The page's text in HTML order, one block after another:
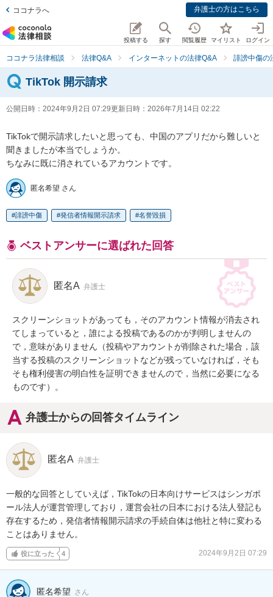
ココナラへ 弁護士の方はこちら
投稿する 探す 閲覧履歴 マイリスト ログイン
ココナラ法律相談 法律Q&A インターネットの法律Q&A 誹謗中傷の
TikTok 開示請求
公開日時： 2024年9月2日 07:29更新日時： 2026年7月14日 02:22
TikTokで開示請求したいと思っても、中国のアプリだから難しいと
聞きましたが本当でしょうか。
ちなみに既に消されているアカウントです。
匿名希望 さん
誹謗中傷 発信者情報開示請求 名誉毀損
ベストアンサーに選ばれた回答
匿名A 弁護士
スクリーンショットがあっても，そのアカウント情報が消去され
てしまっていると，誰による投稿であるのかが判明しませんの
で，意味がありません（投稿やアカウントが削除された場合，該
当する投稿のスクリーンショットなどが残っていなければ，そも
そも権利侵害の明白性を証明できませんので，当然に必要になる
ものです）。
弁護士からの回答タイムライン
匿名A 弁護士
一般的な回答としていえば，TikTokの日本向けサービスはシンガポ
ール法人が運営管理しており，運営会社の日本における法人登記も
存在するため，発信者情報開示請求の手続自体は他社と特に変わる
ことはありません。
役に立った 4 2024年9月2日 07:29
匿名希望 さん